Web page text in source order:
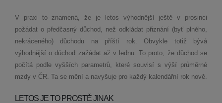
V praxi to znamená, že je letos výhodnější ještě v prosinci
požádat o předčasný důchod, než odkládat přiznání (byť plného,
nekráceného) důchodu na příští rok. Obvykle totiž bývá
výhodnější o důchod zažádat až v lednu. To proto, že důchod se
počítá podle vyšších parametrů, které souvisí s výší průměrné
mzdy v ČR. Ta se mění a navyšuje pro každý kalendářní rok nově.
LETOS JE TO PROSTĚ JINAK